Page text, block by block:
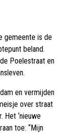
gemeente is de
beland.
Poelestraat en
en vermijden
over straat
Het ‘nieuwe
toe: “Mijn